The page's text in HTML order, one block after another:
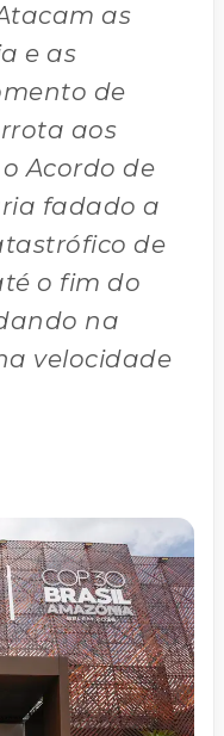
as
e as
de
aos
Acordo de
fadado a
de
o fim do
na
velocidade